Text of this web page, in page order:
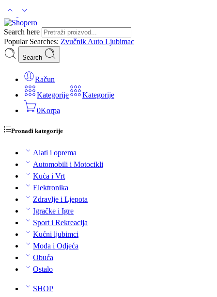
Search here
Popular Searches: Zvučnik Auto Ljubimac
Search
Račun
Kategorije
Kategorije
0Korpa
Pronađi kategorije
Alati i oprema
Automobili i Motocikli
Kuća i Vrt
Elektronika
Zdravlje i Ljepota
Igračke i Igre
Sport i Rekreacija
Kućni ljubimci
Moda i Odjeća
Obuća
Ostalo
SHOP